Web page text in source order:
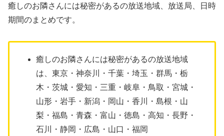
癒しのお隣さんには秘密があるの放送地域、放送局、日時
期間のまとめです。
癒しのお隣さんには秘密があるの放送地域
は、東京・神奈川・千葉・埼玉・群馬・栃
木・茨城・愛知・三重・岐阜・鳥取・宮城・
山形・岩手・新潟・岡山・香川・島根・山
梨・福島・青森・富山・徳島・高知・長野・
石川・静岡・広島・山口・福岡